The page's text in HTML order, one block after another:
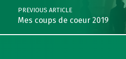
PREVIOUS ARTICLE
Mes coups de coeur 2019